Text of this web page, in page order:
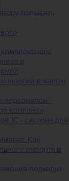
повысить
в
в малом
персоналом -
компании
1C - система для
Как
импорта в
подходит